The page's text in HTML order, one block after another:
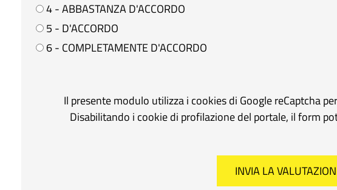
4 - ABBASTANZA D'ACCORDO
5 - D'ACCORDO
6 - COMPLETAMENTE D'ACCORDO
Il presente modulo utilizza i cookies di Google reCaptcha
Disabilitando i cookie di profilazione del portale, il form